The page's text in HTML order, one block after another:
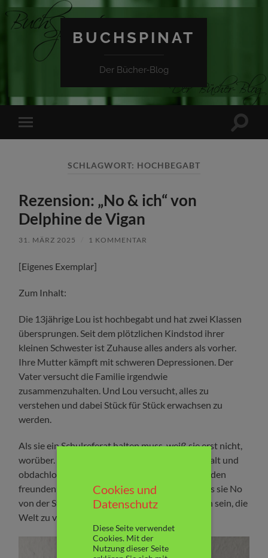
BUCHSPINAT
Der Bücher-Blog
Mobile-
Menü
SCHLAGWORT: HOCHBEGABT
Rezension: „No & ich“ von
Delphine de Vigan
31. MÄRZ 2025 1 KOMMENTAR
[Eigenes Exemplar]
Zum Inhalt:
Die 13jährige Lou ist hochbegabt und hat zwei Klassen
übersprungen. Seit dem plötzlichen Kindstod ihrer
kleinen Schwester ist Zuhause alles anders als vorher.
Ihre Mutter kämpft mit schweren Depressionen. Der
Vater versucht die Familie irgendwie
zusammenzuhalten. Und Lou versucht, alles zu
verstehen und dabei Stück für Stück erwachsen zu
werden.
Als sie ein Schulreferat halten muss, weiß sie erst nicht,
worüber. Doch dann begegnet ihr No. 18 Jahre alt und
obdachlos. Lou ist fasziniert von No und die beiden
freunden sich an. Und dann beschließt Lou, dass sie No
von der Straße holen will. Es muss doch möglich sein, die
Welt zu verändern…
Cookies und
Datenschutz
Diese Seite verwendet
Cookies. Mit der
Nutzung dieser Seite